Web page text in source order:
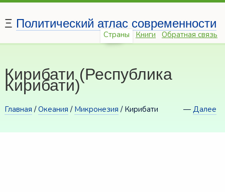
Ξ Политический атлас современности
Страны Книги Обратная связь
Кирибати (Республика
Кирибати)
Главная /Океания / Микронезия / Кирибати —Далее